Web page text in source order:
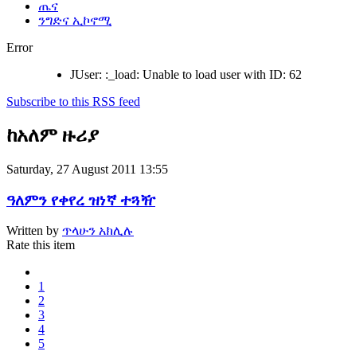
ጤና
ንግድና ኢኮኖሚ
Error
JUser: :_load: Unable to load user with ID: 62
Subscribe to this RSS feed
ከአለም ዙሪያ
Saturday, 27 August 2011 13:55
ዓለምን የቀየረ ዝነኛ ተጓዥ
Written by ጥላሁን አክሊሉ
Rate this item
1
2
3
4
5